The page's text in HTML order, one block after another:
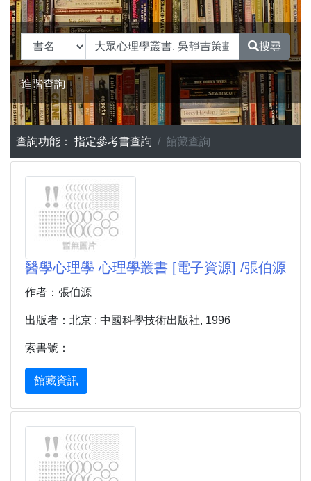
搜尋
進階查詢
查詢功能： 指定參考書查詢 館藏查詢
醫學心理學 心理學叢書 [電子資源] /張伯源
作者：張伯源
出版者：北京 : 中國科學技術出版社, 1996
索書號：
館藏資訊